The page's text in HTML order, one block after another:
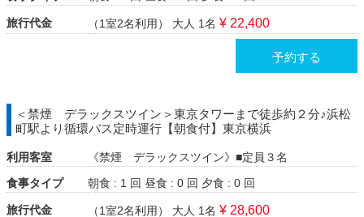
旅行代金 （1室2名利用） 大人 1名 ¥ 22,400
予約する
＜禁煙 デラックスツイン＞東京タワーまで徒歩約２分♪浜松
町駅より循環バス定時運行【朝食付】東京横浜
利用客室
《禁煙 デラックスツイン》■定員３名
食事タイプ
朝食 : 1 回 昼食 : 0 回 夕食 : 0 回
旅行代金 （1室2名利用） 大人 1名 ¥ 28,600